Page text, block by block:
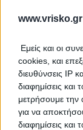
Εμείς και οι
cookies, και
διευθύνσεις IP
διαφημίσεις
μετρήσουμε την
για να
διαφημίσεις και
επιλογή!